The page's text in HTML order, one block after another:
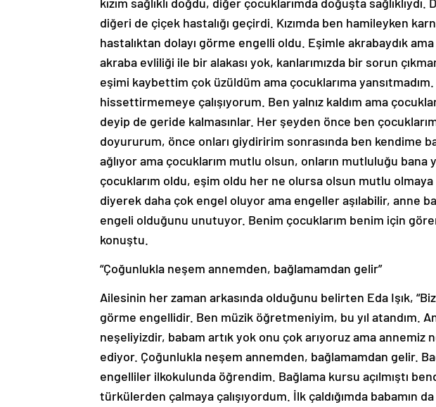
diğeri de çiçek hastalığı geçirdi. Kızımda ben hamileyken
hastalıktan dolayı görme engelli oldu. Eşimle akrabaydık ama
akraba evliliği ile bir alakası yok, kanlarımızda bir sorun
eşimi kaybettim çok üzüldüm ama çocuklarıma yansıtmadım.
hissettirmemeye çalışıyorum. Ben yalnız kaldım ama
deyip de geride kalmasınlar. Her şeyden önce ben
doyururum, önce onları giydiririm sonrasında ben kendime
ağlıyor ama çocuklarım mutlu olsun, onların mutluluğu bana
çocuklarım oldu, eşim oldu her ne olursa olsun mutlu olmaya
diyerek daha çok engel oluyor ama engeller aşılabilir, anne
engeli olduğunu unutuyor. Benim çocuklarım benim için
konuştu.
“Çoğunlukla neşem annemden, bağlamamdan gelir”
Ailesinin her zaman arkasında olduğunu belirten Eda Işık,
görme engellidir. Ben müzik öğretmeniyim, bu yıl atandım.
neşeliyizdir, babam artık yok onu çok arıyoruz ama annemiz
ediyor. Çoğunlukla neşem annemden, bağlamamdan gelir.
engelliler ilkokulunda öğrendim. Bağlama kursu açılmıştı
türkülerden çalmaya çalışıyordum. İlk çaldığımda babamın